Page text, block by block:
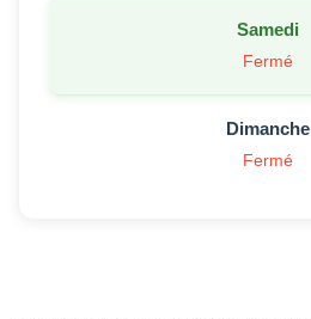
Samedi
Fermé
Dimanche
Fermé